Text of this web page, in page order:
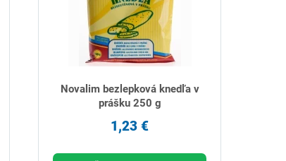
Novalim bezlepková knedľa v
prášku 250 g
1,23 €